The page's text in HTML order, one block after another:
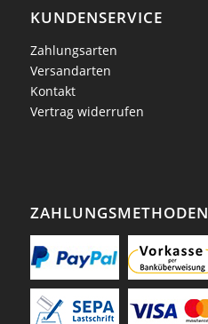
KUNDENSERVICE
Zahlungsarten
Versandarten
Kontakt
Vertrag widerrufen
ZAHLUNGSMETHODEN